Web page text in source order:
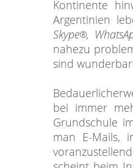
Kontinente
Argentinien
Skype®,
nahezu
sind
bei immer
Grundschule
man E-Mails,